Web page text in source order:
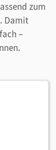
zum
Damit
–